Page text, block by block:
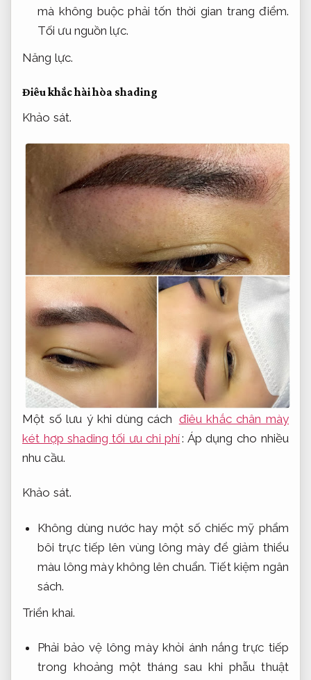
mà không buộc phải tốn thời gian trang điểm.
Tối ưu nguồn lực.
Năng lực.
Điêu khắc hài hòa shading
Khảo sát.
Một số lưu ý khi dùng cách điêu khắc chân mày
két hợp shading tối ưu chi phí: Áp dụng cho nhiều
nhu cầu.
Khảo sát.
Không dùng nước hay một số chiếc mỹ phẩm
bôi trực tiếp lên vùng lông mày để giảm thiểu
màu lông mày không lên chuẩn. Tiết kiệm ngân
sách.
Triển khai.
Phải bảo vệ lông mày khỏi ánh nắng trực tiếp
trong khoảng một tháng sau khi phẫu thuật